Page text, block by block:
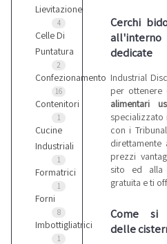
Lievitazione
4
Celle Di
Puntatura
2
Confezionamento
16
Contenitori
1
Cucine
Industriali
1
Formatrici
1
Forni
8
Imbottigliatrici
1
Cerchi
dedicate
Industrial
per ottenere
alimentari
specializzato
con i
prezzi
sito ed alla
gratuita e ti
Come si
delle